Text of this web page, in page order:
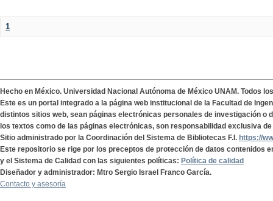
1
Hecho en México. Universidad Nacional Autónoma de México UNAM. Todos
Este es un portal integrado a la página web institucional de la Facultad de
distintos sitios web, sean páginas electrónicas personales de investigación o
los textos como de las páginas electrónicas, son responsabilidad exclusiva
Sitio administrado por la Coordinación del Sistema de Bibliotecas F.I. https://
Este repositorio se rige por los preceptos de protección de datos contenidos
y el Sistema de Calidad con las siguientes políticas: Política de calidad
Diseñador y administrador: Mtro Sergio Israel Franco García.
Contacto y asesoría